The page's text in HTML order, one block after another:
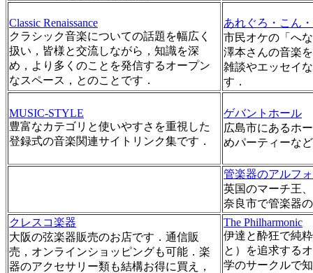
Classic Renaissance
クラシック音楽についての話題を幅広く
扱い，皆様と交流しながら，知識を深
め，より多くのことを発信するオープン
なスペース，とのことです．
あれぐろ・こん
市民オケの「へ
澤本さんの音楽
雑談やエッセイ
す．
MUSIC-STYLE
豊富なカテゴリと使いやすさを重視した
登録式の音楽関連サイトリンク集です．
ゲバントホール
広島市にあるホ
めパーティーな
管楽器のアルフ
英国のマーチ王
奈良市で管楽器
クレスコ楽器
大阪の弦楽器販売のお店です．通信販
売，オンラインショッピングも可能．楽
器のアクセサリー類も結構お得に買え，
The Philharmonic
伊達と酔狂で純
と）を追求する
学のサークルで